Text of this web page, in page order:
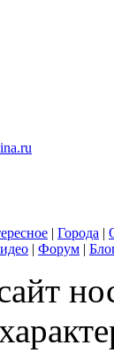
| Города |
| Форум |